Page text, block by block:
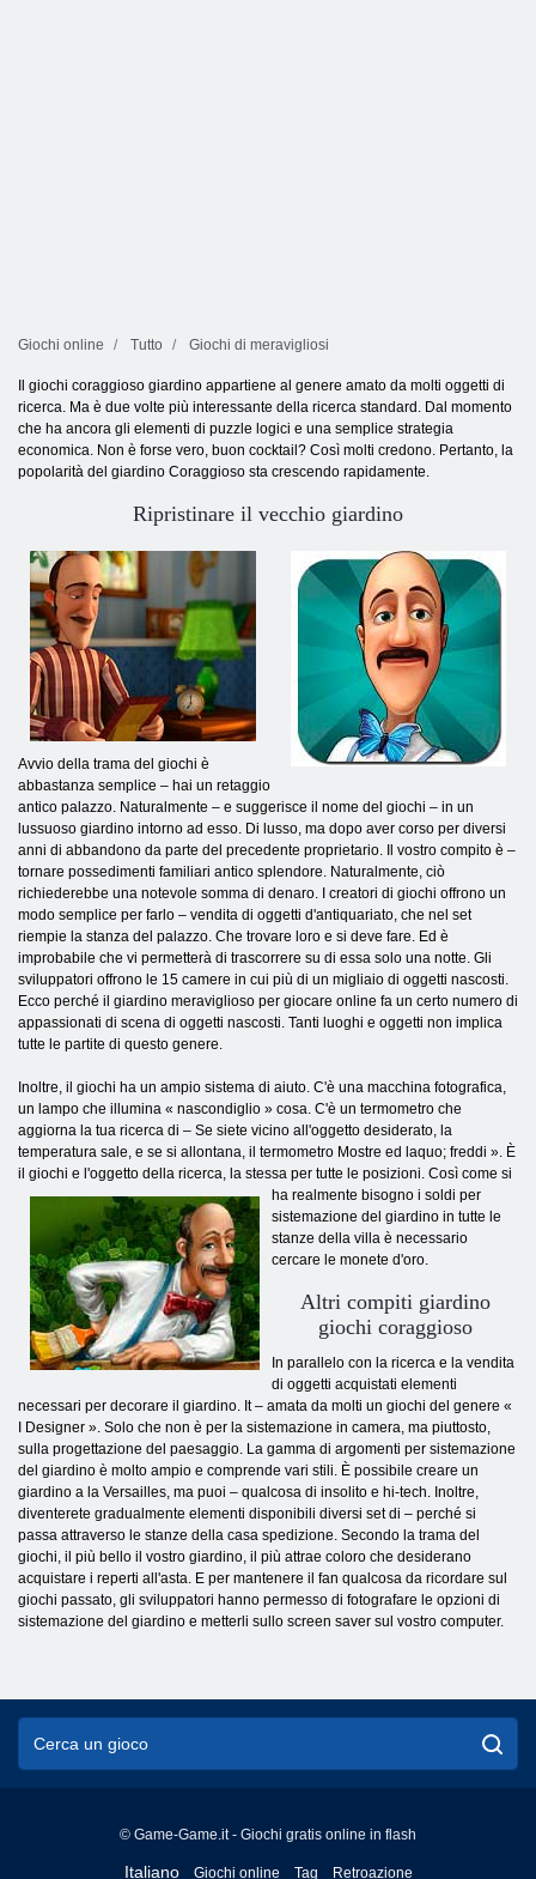
Giochi online Tutto Giochi di meravigliosi
Il giochi coraggioso giardino appartiene al genere amato da molti oggetti di
ricerca. Ma è due volte più interessante della ricerca standard. Dal momento
che ha ancora gli elementi di puzzle logici e una semplice strategia
economica. Non è forse vero, buon cocktail? Così molti credono. Pertanto, la
popolarità del giardino Coraggioso sta crescendo rapidamente.
Ripristinare il vecchio giardino
Avvio della trama del giochi è
abbastanza semplice – hai un retaggio
antico palazzo. Naturalmente – e suggerisce il nome del giochi – in un
lussuoso giardino intorno ad esso. Di lusso, ma dopo aver corso per diversi
anni di abbandono da parte del precedente proprietario. Il vostro compito è –
tornare possedimenti familiari antico splendore. Naturalmente, ciò
richiederebbe una notevole somma di denaro. I creatori di giochi offrono un
modo semplice per farlo – vendita di oggetti d'antiquariato, che nel set
riempie la stanza del palazzo. Che trovare loro e si deve fare. Ed è
improbabile che vi permetterà di trascorrere su di essa solo una notte. Gli
sviluppatori offrono le 15 camere in cui più di un migliaio di oggetti nascosti.
Ecco perché il giardino meraviglioso per giocare online fa un certo numero di
appassionati di scena di oggetti nascosti. Tanti luoghi e oggetti non implica
tutte le partite di questo genere.
Inoltre, il giochi ha un ampio sistema di aiuto. C'è una macchina fotografica,
un lampo che illumina « nascondiglio » cosa. C'è un termometro che
aggiorna la tua ricerca di – Se siete vicino all'oggetto desiderato, la
temperatura sale, e se si allontana, il termometro Mostre ed laquo; freddi ». È
il giochi e l'oggetto della ricerca, la stessa per tutte le posizioni. Così come si
ha realmente bisogno i soldi per
sistemazione del giardino in tutte le
stanze della villa è necessario
cercare le monete d'oro.
Altri compiti giardino
giochi coraggioso
In parallelo con la ricerca e la vendita
di oggetti acquistati elementi
necessari per decorare il giardino. It – amata da molti un giochi del genere «
I Designer ». Solo che non è per la sistemazione in camera, ma piuttosto,
sulla progettazione del paesaggio. La gamma di argomenti per sistemazione
del giardino è molto ampio e comprende vari stili. È possibile creare un
giardino a la Versailles, ma puoi – qualcosa di insolito e hi-tech. Inoltre,
diventerete gradualmente elementi disponibili diversi set di – perché si
passa attraverso le stanze della casa spedizione. Secondo la trama del
giochi, il più bello il vostro giardino, il più attrae coloro che desiderano
acquistare i reperti all'asta. E per mantenere il fan qualcosa da ricordare sul
giochi passato, gli sviluppatori hanno permesso di fotografare le opzioni di
sistemazione del giardino e metterli sullo screen saver sul vostro computer.
© Game-Game.it - Giochi gratis online in flash
Italiano
English
Giochi online Tag Retroazione